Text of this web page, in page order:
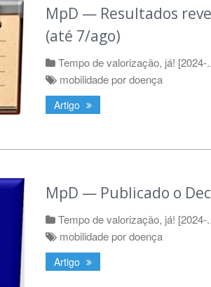
MpD — Resultados
(até 7/ago)
Tempo de valorização, já! [2024-
mobilidade por doença
Artigo
MpD — Publicado o
Tempo de valorização, já! [2024-
mobilidade por doença
Artigo